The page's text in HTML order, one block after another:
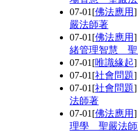
07-01 [佛法應用
嚴法師著
07-01 [佛法應用
緒管理智慧
07-01 [唯識緣起
07-01 [社會問題
07-01 [社會問題
法師著
07-01 [佛法應用
理學 聖嚴法